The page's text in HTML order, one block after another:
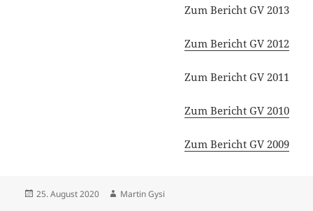
Zum Bericht GV 2013
Zum Bericht GV 2012
Zum Bericht GV 2011
Zum Bericht GV 2010
Zum Bericht GV 2009
Posted
25. August 2020 Author
Martin Gysi